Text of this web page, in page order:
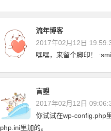
流年博客
2017年02月12日
嘿嘿，来留个脚印！
言曌
2017年02月12日
你试试在wp-config.php
php.ini里加的。